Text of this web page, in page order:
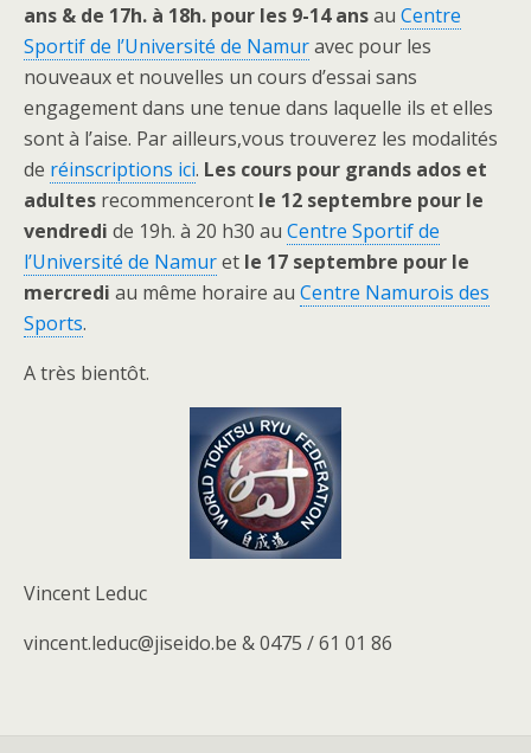
ans & de 17h. à 18h. pour les 9-14 ansau Centre
Sportif de l’Université de Namuravec pour les
nouveaux et nouvelles un cours d’essai sans
engagement dans une tenue dans laquelle ils et elles
sont à l’aise. Par ailleurs,vous trouverez les modalités
de réinscriptions ici. Les cours pour grands ados et
adultes recommenceront le 12 septembre pour le
vendredi de 19h. à 20 h30 au Centre Sportif de
l’Université de Namuret le 17 septembre pour le
mercredi au même horaire au Centre Namurois des
Sports.
A très bientôt.
Vincent Leduc
vincent.leduc@jiseido.be & 0475 / 61 01 86